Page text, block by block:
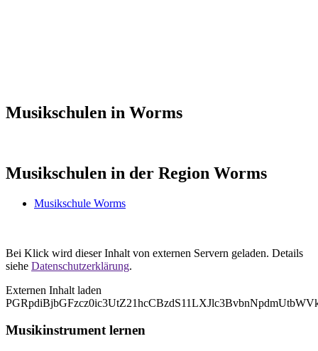
Musikschulen in Worms
Musikschulen in der Region Worms
Musikschule Worms
Bei Klick wird dieser Inhalt von externen Servern geladen. Details
siehe Datenschutzerklärung.
Externen Inhalt laden
Musikinstrument lernen